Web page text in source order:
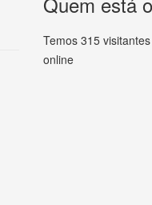
Temos 315
online